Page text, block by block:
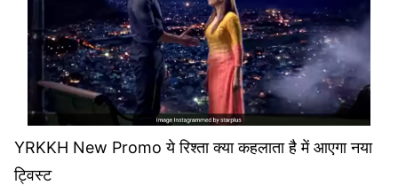
YRKKH New Promo ये रिश्ता क्या कहलाता है में आएगा नया
ट्विस्ट